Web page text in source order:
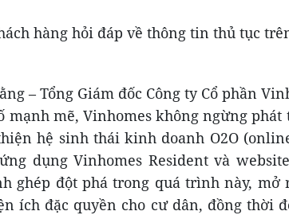
hàng hỏi đáp về thông tin thủ tục
– Tổng Giám đốc Công ty Cổ phần
mạnh mẽ, Vinhomes không ngừng phát
hệ sinh thái kinh doanh O2O
dụng Vinhomes Resident và
ghép đột phá trong quá trình này, mở
ích đặc quyền cho cư dân, đồng thời